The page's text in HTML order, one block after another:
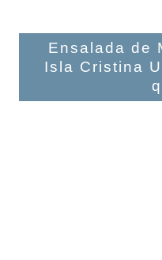
Ensalada de
Isla Cristina